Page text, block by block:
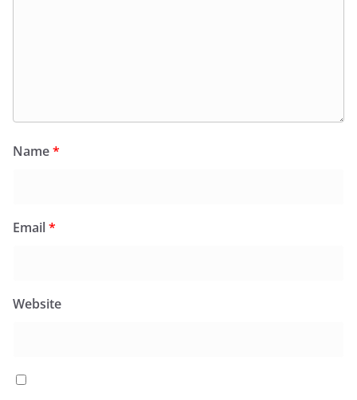
Name*
Email*
Website